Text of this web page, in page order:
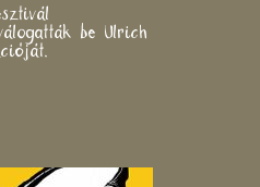
be Ulrich